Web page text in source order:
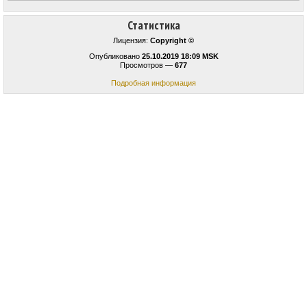
Статистика
Лицензия: Copyright ©
Опубликовано 25.10.2019 18:09 MSK
Просмотров — 677
Подробная информация